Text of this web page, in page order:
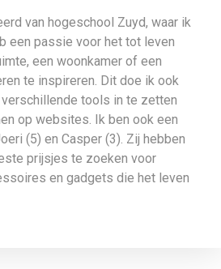
van hogeschool Zuyd, waar ik
een passie voor het tot leven
een woonkamer of een
te inspireren. Dit doe ik ook
tools in te zetten
op websites. Ik ben ook een
(5) en Casper (3). Zij hebben
prijsjes te zoeken voor
en gadgets die het leven